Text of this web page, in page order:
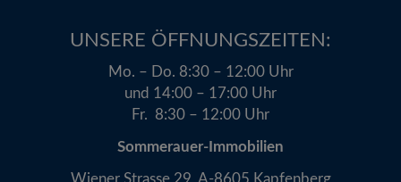
UNSERE ÖFFNUNGSZEITEN:​
Mo. – Do. 8:30 – 12:00 Uhr
und 14:00 – 17:00 Uhr
Fr. 8:30 – 12:00 Uhr
Sommerauer-Immobilien
Wiener Strasse 29, A-8605 Kapfenberg